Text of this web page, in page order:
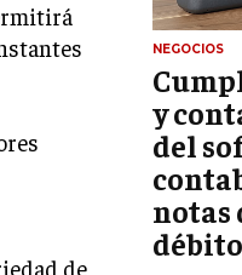
NEGOCIOS
ESTRATEGIAS
MARKETING
MARKETING
FRANQUICIAS
MARKETING
de
NEGOCIOS
y
del
notas
débito